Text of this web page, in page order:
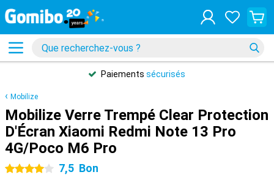
Paiements sécurisés
Mobilize
Mobilize Verre Trempé Clear Protection
D'Écran Xiaomi Redmi Note 13 Pro
4G/Poco M6 Pro
4 étoiles7,5 Bon